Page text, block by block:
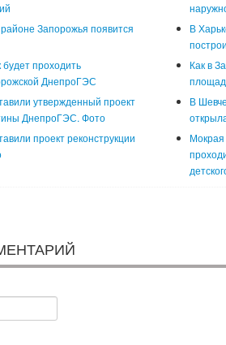
Запорожья появится
В
будет проходить
ДнепроГЭС
Как в
утвержденный проект
ДнепроГЭС. Фото
В
проект реконструкции
Мокрая